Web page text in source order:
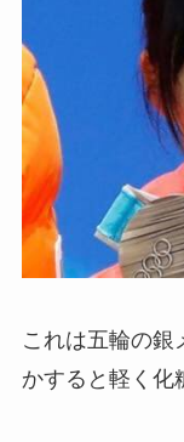
これは五輪の銀
かすると軽く化